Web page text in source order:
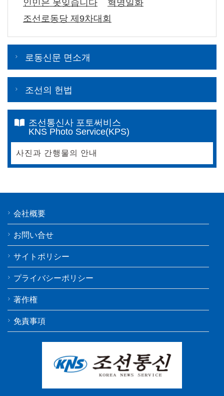
인민은 못잊습니다
혁명일화
조선로동당 제9차대회
로동신문 면소개
조선의 헌법
조선통신사 포토써비스
KNS Photo Service(KPS)
사진과 간행물의 안내
会社概要
お問い合せ
サイトポリシー
プライバシーポリシー
著作権
免責事項